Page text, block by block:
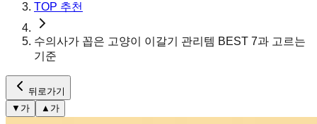
TOP 추천
수의사가 꼽은 고양이 이갈기 관리템 BEST 7과 고르는
기준
뒤로가기
▼ 가 ▲ 가